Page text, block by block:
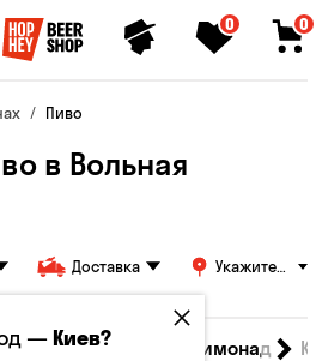
0 0
Пиво
в Вольная
Доставка
Укажите
Сидр Лимонад
—Киев?